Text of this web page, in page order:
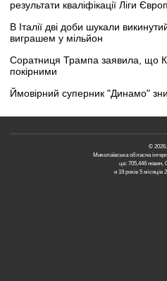
результати кваліфікації Ліги
В Італії дві доби шукали
виграшем у мільйон
Соратниця Трампа заявила, що
покірними
Ймовірний суперник "Динамо"
© 2026.
Миколаївська обласна
це: 705,446 новин,
и 19 років 5 місяців